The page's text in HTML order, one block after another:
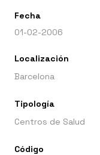
Fecha
01-02-2006
Localización
Barcelona
Tipología
Centros de Salud
Código